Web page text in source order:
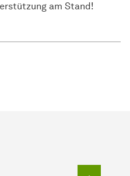
am Stand!